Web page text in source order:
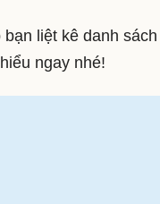
liệt kê danh sách
ngay nhé!